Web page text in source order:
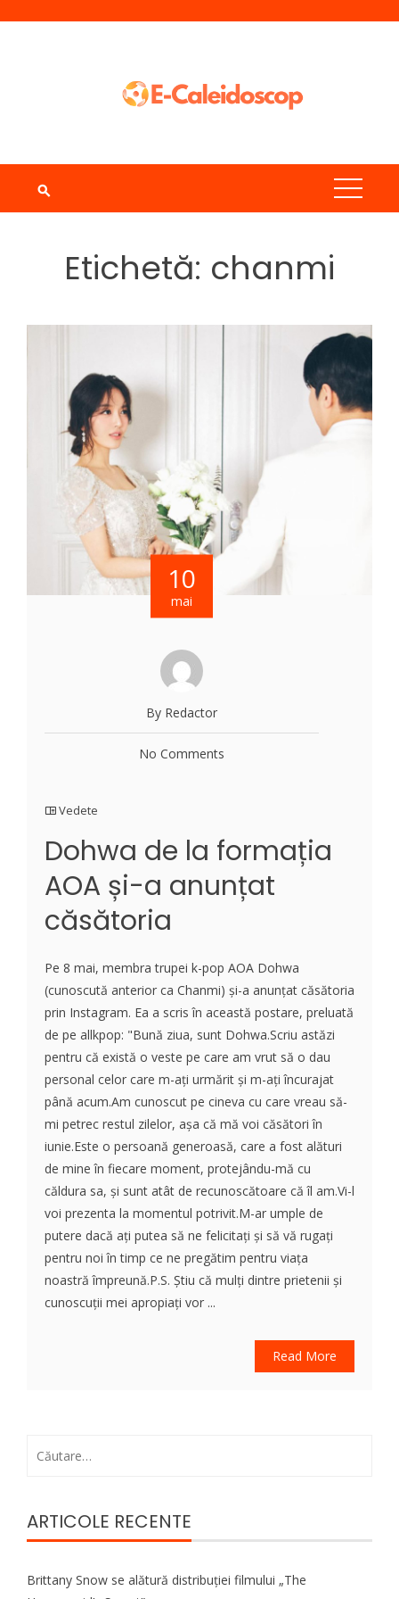
Etichetă: chanmi
10
mai
By Redactor
No Comments
Vedete
Dohwa de la formația
AOA și-a anunțat
căsătoria
Pe 8 mai, membra trupei k-pop AOA Dohwa
(cunoscută anterior ca Chanmi) și-a anunțat căsătoria
prin Instagram. Ea a scris în această postare, preluată
de pe allkpop: "Bună ziua, sunt Dohwa.Scriu astăzi
pentru că există o veste pe care am vrut să o dau
personal celor care m-ați urmărit și m-ați încurajat
până acum.Am cunoscut pe cineva cu care vreau să-
mi petrec restul zilelor, așa că mă voi căsători în
iunie.Este o persoană generoasă, care a fost alături
de mine în fiecare moment, protejându-mă cu
căldura sa, și sunt atât de recunoscătoare că îl am.Vi-l
voi prezenta la momentul potrivit.M-ar umple de
putere dacă ați putea să ne felicitați și să vă rugați
pentru noi în timp ce ne pregătim pentru viața
noastră împreună.P.S. Știu că mulți dintre prietenii și
cunoscuții mei apropiați vor ...
Read More
ARTICOLE RECENTE
Brittany Snow se alătură distribuției filmului „The